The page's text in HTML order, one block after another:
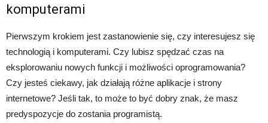
komputerami
Pierwszym krokiem jest zastanowienie się, czy interesujesz się
technologią i komputerami. Czy lubisz spędzać czas na
eksplorowaniu nowych funkcji i możliwości oprogramowania?
Czy jesteś ciekawy, jak działają różne aplikacje i strony
internetowe? Jeśli tak, to może to być dobry znak, że masz
predyspozycje do zostania programistą.